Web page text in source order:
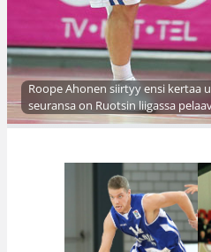
Roope Ahonen siirtyy ensi kertaa
seuransa on Ruotsin liigassa